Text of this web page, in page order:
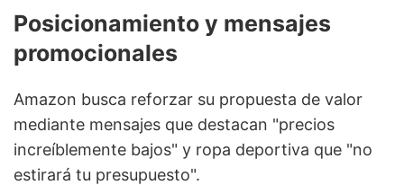
Posicionamiento y mensajes
promocionales
Amazon busca reforzar su propuesta de valor
mediante mensajes que destacan "precios
increíblemente bajos" y ropa deportiva que "no
estirará tu presupuesto".